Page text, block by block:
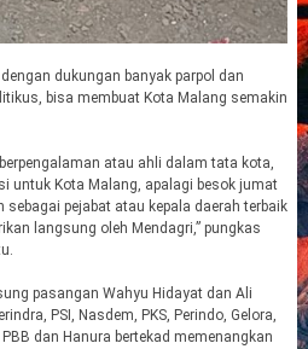
dukungan banyak parpol dan
bisa membuat Kota Malang semakin
atau ahli dalam tata kota,
untuk Kota Malang, apalagi besok jumat
pejabat atau kepala daerah terbaik
langsung oleh Mendagri,” pungkas
pasangan Wahyu Hidayat dan Ali
PSI, Nasdem, PKS, Perindo, Gelora,
PBB dan Hanura bertekad memenangkan